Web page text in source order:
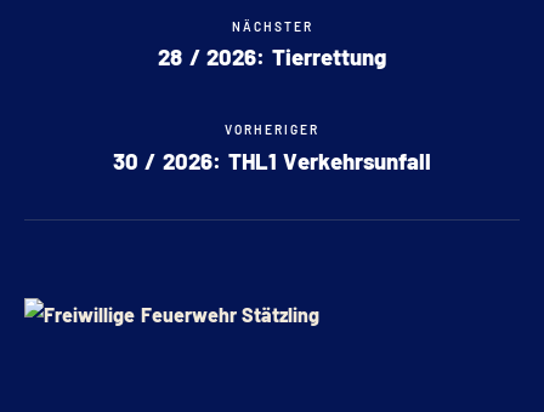
NÄCHSTER
28 / 2026: Tierrettung
VORHERIGER
30 / 2026: THL1 Verkehrsunfall